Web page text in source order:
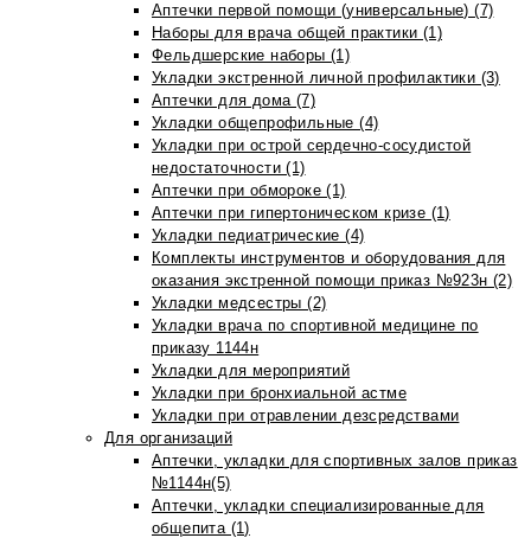
Аптечки первой помощи (универсальные) (7)
Наборы для врача общей практики (1)
Фельдшерские наборы (1)
Укладки экстренной личной профилактики (3)
Аптечки для дома (7)
Укладки общепрофильные (4)
Укладки при острой сердечно-сосудистой
недостаточности (1)
Аптечки при обмороке (1)
Аптечки при гипертоническом кризе (1)
Укладки педиатрические (4)
Комплекты инструментов и оборудования для
оказания экстренной помощи приказ №923н (2)
Укладки медсестры (2)
Укладки врача по спортивной медицине по
приказу 1144н
Укладки для мероприятий
Укладки при бронхиальной астме
Укладки при отравлении дезсредствами
Для организаций
Аптечки, укладки для спортивных залов приказ
№1144н(5)
Аптечки, укладки специализированные для
общепита (1)